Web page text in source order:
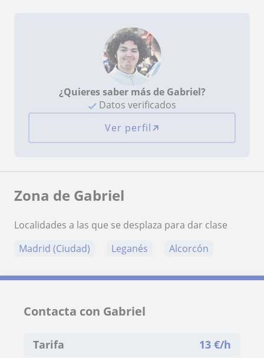
¿Quieres saber más de Gabriel?
Datos verificados
Ver perfil
Zona de Gabriel
Localidades a las que se desplaza para dar clase
Madrid (Ciudad)
Leganés Alcorcón
Contacta con Gabriel
Tarifa 13 €/h